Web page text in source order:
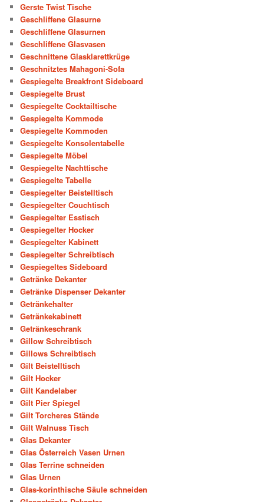
Gerste Twist Tische
Geschliffene Glasurne
Geschliffene Glasurnen
Geschliffene Glasvasen
Geschnittene Glasklarettkrüge
Geschnitztes Mahagoni-Sofa
Gespiegelte Breakfront Sideboard
Gespiegelte Brust
Gespiegelte Cocktailtische
Gespiegelte Kommode
Gespiegelte Kommoden
Gespiegelte Konsolentabelle
Gespiegelte Möbel
Gespiegelte Nachttische
Gespiegelte Tabelle
Gespiegelter Beistelltisch
Gespiegelter Couchtisch
Gespiegelter Esstisch
Gespiegelter Hocker
Gespiegelter Kabinett
Gespiegelter Schreibtisch
Gespiegeltes Sideboard
Getränke Dekanter
Getränke Dispenser Dekanter
Getränkehalter
Getränkekabinett
Getränkeschrank
Gillow Schreibtisch
Gillows Schreibtisch
Gilt Beistelltisch
Gilt Hocker
Gilt Kandelaber
Gilt Pier Spiegel
Gilt Torcheres Stände
Gilt Walnuss Tisch
Glas Dekanter
Glas Österreich Vasen Urnen
Glas Terrine schneiden
Glas Urnen
Glas-korinthische Säule schneiden